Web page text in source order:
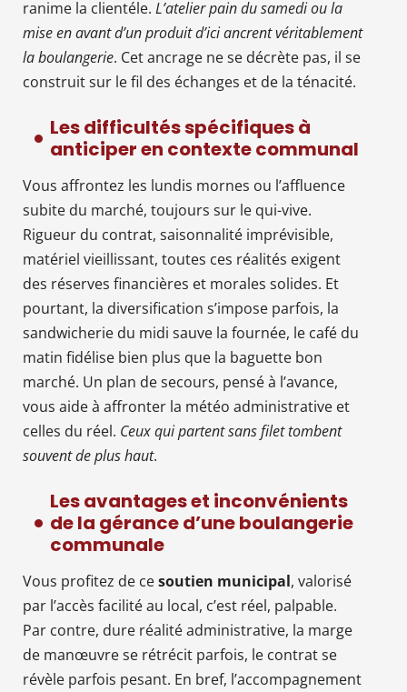
ranime la clientéle. L’atelier pain du samedi ou la
mise en avant d’un produit d’ici ancrent véritablement
la boulangerie. Cet ancrage ne se décrète pas, il se
construit sur le fil des échanges et de la ténacité.
Les difficultés spécifiques à
anticiper en contexte communal
Vous affrontez les lundis mornes ou l’affluence
subite du marché, toujours sur le qui-vive.
Rigueur du contrat, saisonnalité imprévisible,
matériel vieillissant, toutes ces réalités exigent
des réserves financières et morales solides. Et
pourtant, la diversification s’impose parfois, la
sandwicherie du midi sauve la fournée, le café du
matin fidélise bien plus que la baguette bon
marché. Un plan de secours, pensé à l’avance,
vous aide à affronter la météo administrative et
celles du réel. Ceux qui partent sans filet tombent
souvent de plus haut.
Les avantages et inconvénients
de la gérance d’une boulangerie
communale
Vous profitez de cesoutien municipal, valorisé
par l’accès facilité au local, c’est réel, palpable.
Par contre, dure réalité administrative, la marge
de manœuvre se rétrécit parfois, le contrat se
révèle parfois pesant. En bref, l’accompagnement